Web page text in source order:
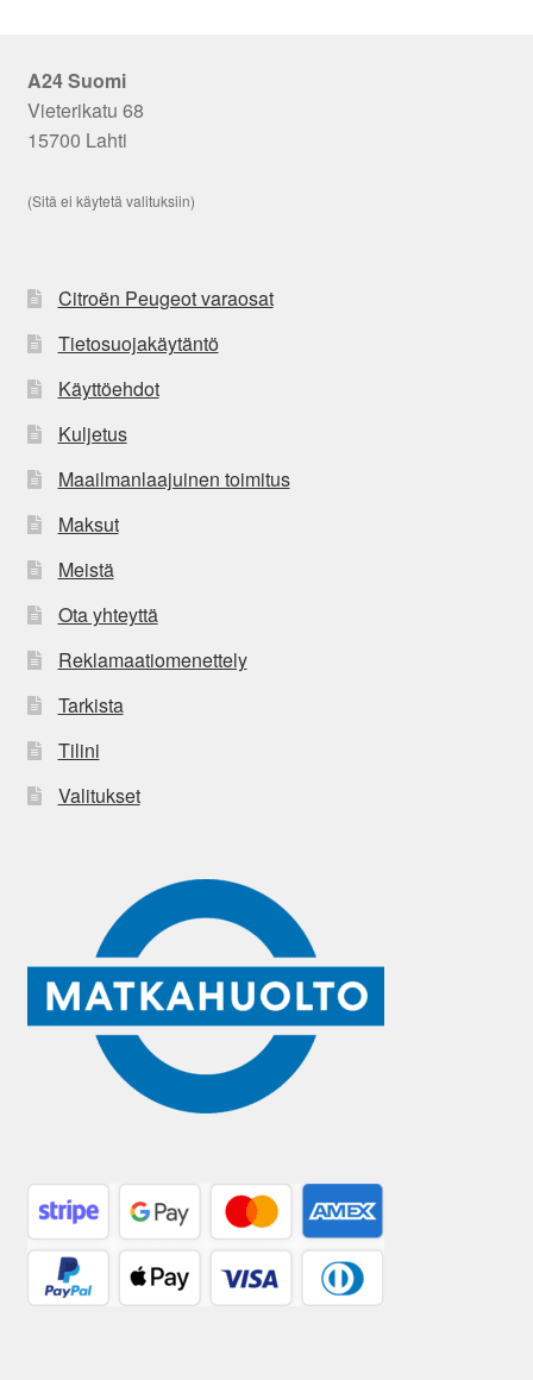
A24 Suomi
Vieterikatu 68
15700 Lahti
(Sitä ei käytetä valituksiin)
Citroën Peugeot varaosat
Tietosuojakäytäntö
Käyttöehdot
Kuljetus
Maailmanlaajuinen toimitus
Maksut
Meistä
Ota yhteyttä
Reklamaatiomenettely
Tarkista
Tilini
Valitukset